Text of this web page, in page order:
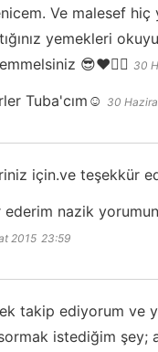
Ve malesef
yemekleri
😎❤️👍🏽 30
Tuba'cım☺️ 30
için.ve teşekkür
ederim nazik
2015 23:59
takip ediyorum ve
istediğim şey;